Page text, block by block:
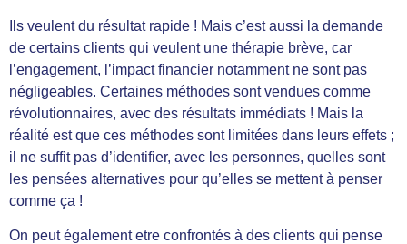
Ils veulent du résultat rapide ! Mais c’est aussi la demande
de certains clients qui veulent une thérapie brève, car
l’engagement, l’impact financier notamment ne sont pas
négligeables. Certaines méthodes sont vendues comme
révolutionnaires, avec des résultats immédiats ! Mais la
réalité est que ces méthodes sont limitées dans leurs effets ;
il ne suffit pas d’identifier, avec les personnes, quelles sont
les pensées alternatives pour qu’elles se mettent à penser
comme ça !
On peut également etre confrontés à des clients qui pense